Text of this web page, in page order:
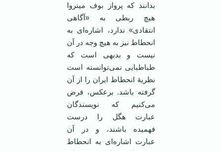
بدانند که پرواز بوف مینروا
هیچ ربطی به «آگاهی
انتقادی» ندارد، اشاره‌ای به
انحطاط نیز به هیچ وجه در آن
نیست و بدیهی است که
طباطبایی نمی‌توانسته است
نظریۀ انحطاط ایران را از آن
گرفته باشد. برعکس، فرض
می‌کنیم که نویسندگان
عبارت هگل را درست
فهمیده باشند، و در آن
عبارت اشاره‌ای به انحطاط